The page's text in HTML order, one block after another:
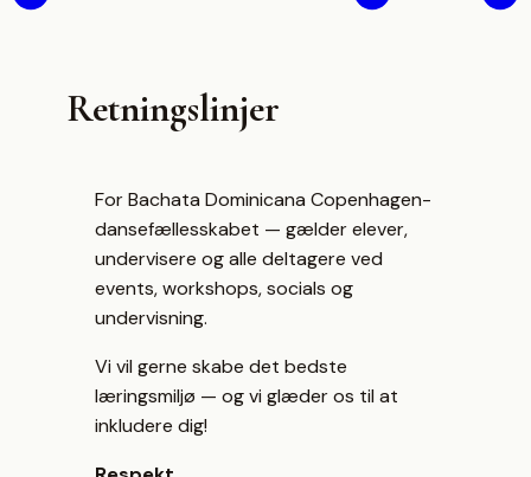
Retningslinjer
For Bachata Dominicana Copenhagen-
dansefællesskabet — gælder elever,
undervisere og alle deltagere ved
events, workshops, socials og
undervisning.
Vi vil gerne skabe det bedste
læringsmiljø — og vi glæder os til at
inkludere dig!